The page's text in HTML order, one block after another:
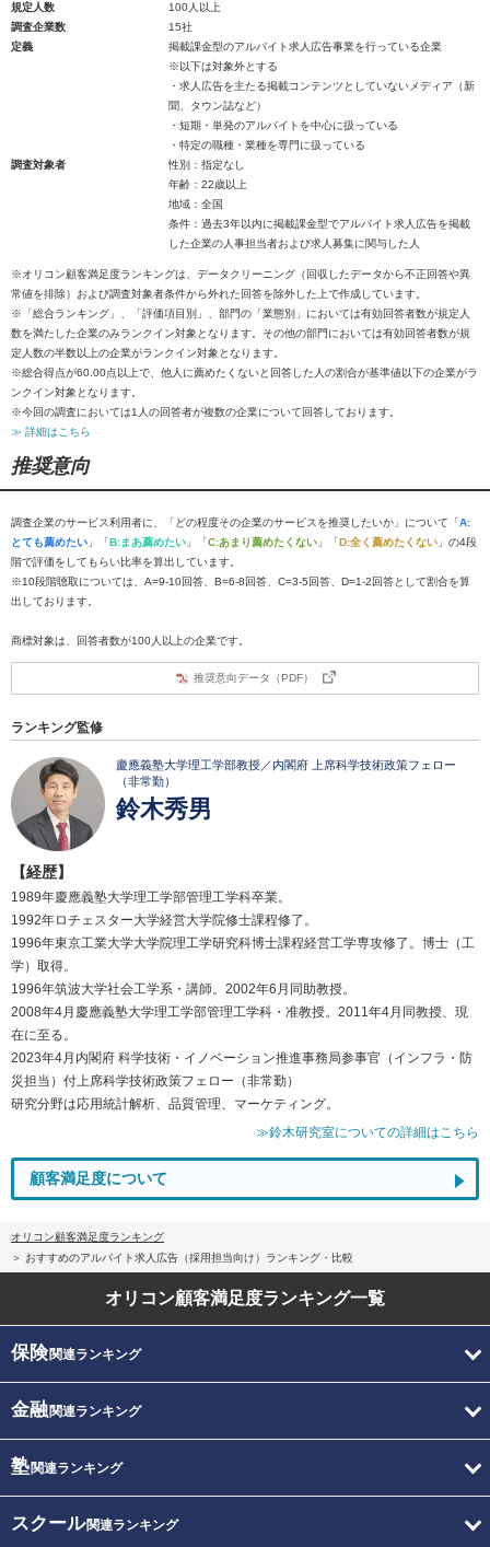
規定人数
100人以上
調査企業数
15社
定義
掲載課金型のアルバイト求人広告事業を行っている企業
※以下は対象外とする
・求人広告を主たる掲載コンテンツとしていないメディア（新
聞、タウン誌など）
・短期・単発のアルバイトを中心に扱っている
・特定の職種・業種を専門に扱っている
調査対象者
性別：指定なし
年齢：22歳以上
地域：全国
条件：過去3年以内に掲載課金型でアルバイト求人広告を掲載
した企業の人事担当者および求人募集に関与した人
※オリコン顧客満足度ランキングは、データクリーニング（回収したデータから不正回答や異
常値を排除）および調査対象者条件から外れた回答を除外した上で作成しています。
※「総合ランキング」、「評価項目別」、部門の「業態別」においては有効回答者数が規定人
数を満たした企業のみランクイン対象となります。その他の部門においては有効回答者数が規
定人数の半数以上の企業がランクイン対象となります。
※総合得点が60.00点以上で、他人に薦めたくないと回答した人の割合が基準値以下の企業がラ
ンクイン対象となります。
※今回の調査においては1人の回答者が複数の企業について回答しております。
≫ 詳細はこちら
推奨意向
調査企業のサービス利用者に、「どの程度その企業のサービスを推奨したいか」について「A:
とても薦めたい 」「B:まあ薦めたい 」「C:あまり薦めたくない 」「D:全く薦めたくない 」の4段
階で評価をしてもらい比率を算出しています。
※10段階聴取については、A=9-10回答、B=6-8回答、C=3-5回答、D=1-2回答として割合を算
出しております。
商標対象は、回答者数が100人以上の企業です。
推奨意向データ（PDF）
ランキング監修
慶應義塾大学理工学部教授／内閣府 上席科学技術政策フェロー
（非常勤）
鈴木秀男
【経歴】
1989年慶應義塾大学理工学部管理工学科卒業。
1992年ロチェスター大学経営大学院修士課程修了。
1996年東京工業大学大学院理工学研究科博士課程経営工学専攻修了。博士（工
学）取得。
1996年筑波大学社会工学系・講師。2002年6月同助教授。
2008年4月慶應義塾大学理工学部管理工学科・准教授。2011年4月同教授、現
在に至る。
2023年4月内閣府 科学技術・イノベーション推進事務局参事官（インフラ・防
災担当）付上席科学技術政策フェロー（非常勤）
研究分野は応用統計解析、品質管理、マーケティング。
≫鈴木研究室についての詳細はこちら
顧客満足度について
オリコン顧客満足度ランキング
おすすめのアルバイト求人広告（採用担当向け）ランキング・比較
オリコン顧客満足度ランキング一覧
保険関連ランキング
金融関連ランキング
塾関連ランキング
スクール関連ランキング